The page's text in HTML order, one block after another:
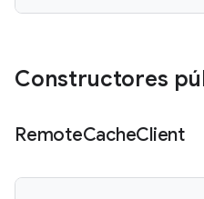
Constructores
RemoteCacheClient